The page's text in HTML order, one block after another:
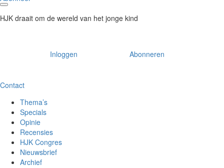
HJK draait om de wereld van het jonge kind
Inloggen Abonneren
Contact
Thema’s
Specials
Opinie
Recensies
HJK Congres
Nieuwsbrief
Archief